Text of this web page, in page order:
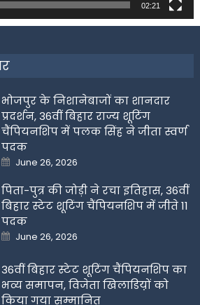
02:21
भोजपुर के निशानेबाजों का शानदार
प्रदर्शन, 36वीं बिहार राज्य शूटिंग
चैंपियनशिप में पलक सिंह ने जीता स्वर्ण
पदक
Posted
on
June 26, 2026
पिता-पुत्र की जोड़ी ने रचा इतिहास, 36वीं
बिहार स्टेट शूटिंग चैंपियनशिप में जीते 11
पदक
Posted
on
June 26, 2026
36वीं बिहार स्टेट शूटिंग चैंपियनशिप का
भव्य समापन, विजेता खिलाडिय़ों को
किया गया सम्मानित